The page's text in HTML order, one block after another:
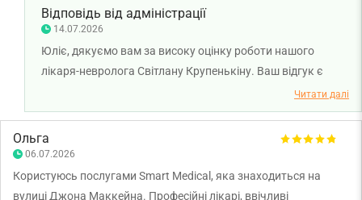
Рекомендую!
Відповідь від адміністрації
14.07.2026
Юліє, дякуємо вам за високу оцінку роботи нашого
лікаря-невролога Світлану Крупенькіну. Ваш відгук є
підтвердженням того, наскільки важливими є уважне
ставлення, якісна комунікація та зрозумілі рекомендації
під час консультації. Ми раді, що ви отримали відповіді на
всі свої запитання та залишилися задоволені візитом.
Бажаємо вам міцного здоров'я!
Читати далі
Ольга
06.07.2026
Користуюсь послугами Smart Medical, яка знаходиться на
вулиці Джона Маккейна. Професійні лікарі, ввічливі